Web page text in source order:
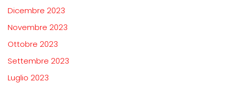
Dicembre 2023
Novembre 2023
Ottobre 2023
Settembre 2023
Luglio 2023